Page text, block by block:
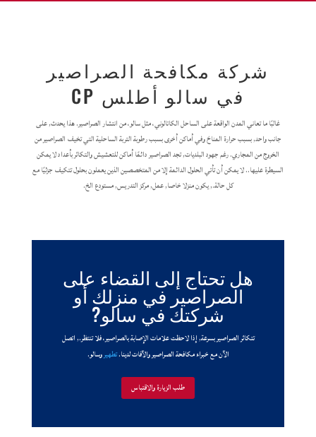
شركة مكافحة الصراصير
في سالو أطلس CP
غالبًا ما تعاني المدن الواقعة على الساحل الكاتالوني، مثل سالو، من انتشار الصراصير. هذا يحدث, على
جانب واحد, بسبب حرارة المناخ وفي أماكن أخرى بسبب رطوبة التربة الساحلية التي تخيف الصراصير من
الخروج من المجاري. رغم جهود البلديات, تجد الصراصير دائمًا أماكن للتعشيش والتكاثر بأعداد لا يمكن
السيطرة عليها.. لا يمكن أن تأتي الحلول الدائمة إلا من المتخصصين الذين يعملون بحلول تتكيف جزئيًا مع
كل حالة., يكون منزلا خاصا, عمل, مركز التدريس, مستودع الخ.
هل تحتاج إلى القضاء على
الصراصير في منزلك أو
شركتك في سالو?
تتكاثر الصراصير بسرعة, إذا لاحظت علامات الإصابة بالصراصير، فلا تنتظر., اتصل
الآن مع خبراء مكافحة الصراصير والآفات لدينا.تطهيروسالو.
طلب الزيارة والاقتباس